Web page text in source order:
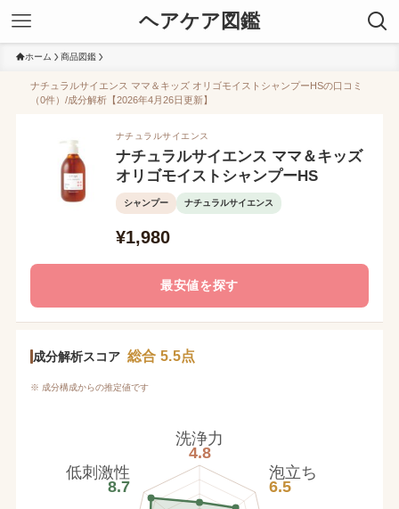
ヘアケア図鑑
ホーム 商品図鑑
ナチュラルサイエンス ママ＆キッズ オリゴモイストシャンプーHSの口コミ
（0件）/成分解析【2026年4月26日更新】
ナチュラルサイエンス
ナチュラルサイエンス ママ＆キッズ
オリゴモイストシャンプーHS
シャンプー ナチュラルサイエンス
¥1,980
最安値を探す
成分解析スコア 総合 5.5点
※ 成分構成からの推定値です
洗浄力
4.8
泡立ち
6.5
低刺激性
8.7